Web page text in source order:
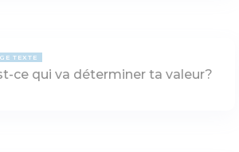
TEXTE
ce qui va déterminer ta valeur?